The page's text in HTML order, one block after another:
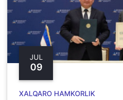
JUL
09
XALQARO HAMKORLIK